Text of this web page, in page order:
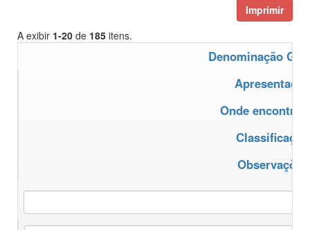
Imprimir
A exibir 1-20 de 185 itens.
Denominação
Apresentação
Onde encontrar
Classificação
Observações